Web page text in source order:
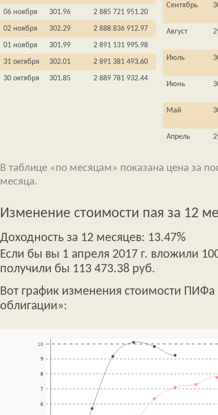
06 ноября 301.96 2 885 721 951.20
02 ноября 302.29 2 888 836 912.97
01 ноября 301.99 2 891 131 995.98
31 октября 302.01 2 891 381 493.60
30 октября 301.85 2 889 781 932.44
Сентябрь
Август
Июль
Июнь
Май
Апрель
В таблице «по месяцам» показана цена за
месяца.
Изменение стоимости пая за 12
Доходность за 12 месяцев: 13.47%
Если бы вы 1 апреля 2017 г. вложили
получили бы 113 473.38 руб.
Вот график изменения стоимости
облигации»: